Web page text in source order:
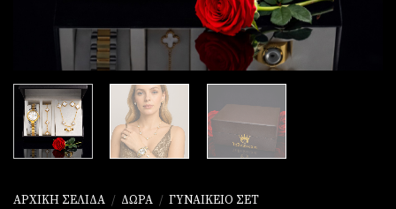
ΑΡΧΙΚΉ ΣΕΛΊΔΑ / ΔΏΡΑ / ΓΥΝΑΙΚΕΊΟ ΣΕΤ